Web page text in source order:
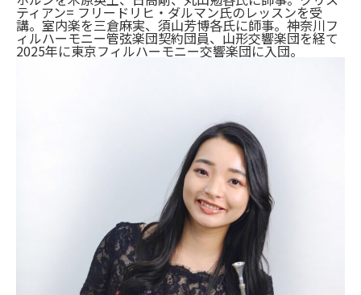
ティアン= フリードリヒ・ダルマン氏のレッスンを受
講。室内楽を三倉麻実、須山芳博各氏に師事。神奈川フ
ィルハーモニー管弦楽団契約団員、山形交響楽団を経て
2025年に東京フィルハーモニー交響楽団に入団。